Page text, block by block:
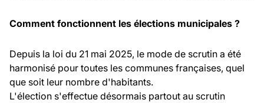
Comment fonctionnent les élections municipales ?
Depuis la loi du 21 mai 2025, le mode de scrutin a été
harmonisé pour toutes les communes françaises, quel
que soit leur nombre d'habitants.
L'élection s'effectue désormais partout au scrutin